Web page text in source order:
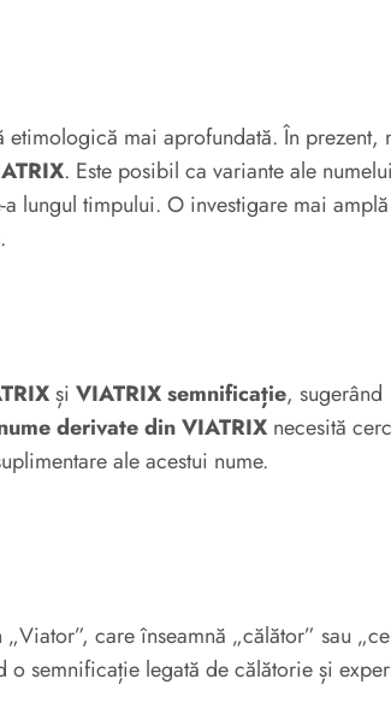
etimologică mai aprofundată. În prezent,
. Este posibil ca variante ale
lungul timpului. O investigare mai
și VIATRIX semnificație, sugerând
derivate din VIATRIX necesită
ale acestui nume.
care înseamnă „călător” sau
o semnificație legată de călătorie și